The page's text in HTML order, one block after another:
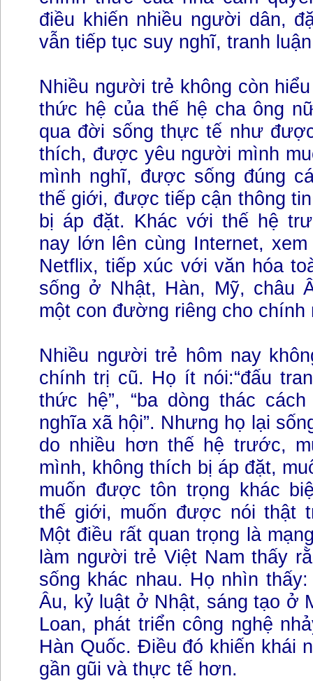
điều khiến nhiều người dân,
vẫn tiếp tục suy nghĩ, tranh
Nhiều người trẻ không còn
thức hệ của thế hệ cha ông
qua đời sống thực tế như
thích, được yêu người mình
mình nghĩ, được sống đúng
thế giới, được tiếp cận thông
bị áp đặt. Khác với thế hệ
nay lớn lên cùng Internet, xem
Netflix, tiếp xúc với văn hóa
sống ở Nhật, Hàn, Mỹ, châu
một con đường riêng cho chính
Nhiều người trẻ hôm nay
chính trị cũ. Họ ít nói:“đấu
thức hệ”, “ba dòng thác cách
nghĩa xã hội”. Nhưng họ lại
do nhiều hơn thế hệ trước,
mình, không thích bị áp đặt,
muốn được tôn trọng khác
thế giới, muốn được nói thật
Một điều rất quan trọng là
làm người trẻ Việt Nam thấy
sống khác nhau. Họ nhìn
Âu, kỷ luật ở Nhật, sáng tạo ở
Loan, phát triển công nghệ
Hàn Quốc. Điều đó khiến khái
gần gũi và thực tế hơn.